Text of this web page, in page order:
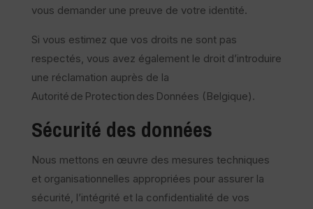
vous demander une preuve de votre identité.
Si vous estimez que vos droits ne sont pas
respectés, vous avez également le droit d’introduire
une réclamation auprès de la
Autorité de Protection des Données (Belgique).
Sécurité des données
Nous mettons en œuvre des mesures techniques
et organisationnelles appropriées pour assurer la
sécurité, l’intégrité et la confidentialité de vos